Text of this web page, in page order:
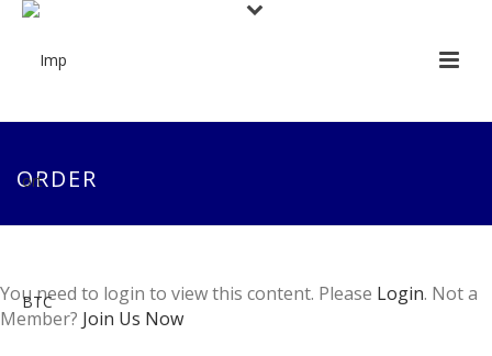
ORDER
You need to login to view this content. Please Login. Not a
Member? Join Us Now